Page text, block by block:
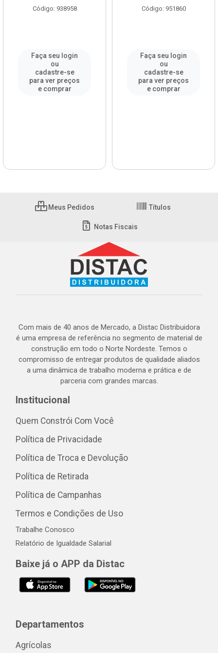
Código: 938958
Faça seu login
ou
cadastre-se
para ver preços
e comprar
Código: 951860
Faça seu login
ou
cadastre-se
para ver preços
e comprar
Meus Pedidos Títulos
Notas Fiscais
Com mais de 40 anos de Mercado, a Distac Distribuidora
é uma empresa de referência no segmento de material de
construção em todo o Norte Nordeste. Temos o
compromisso de entregar produtos de qualidade aliados
a uma dinâmica de trabalho moderna e prática e de
parceria com grandes marcas.
Institucional
Quem Constrói Com Você
Política de Privacidade
Política de Troca e Devolução
Política de Retirada
Política de Campanhas
Termos e Condições de Uso
Trabalhe Conosco
Relatório de Igualdade Salarial
Baixe já o APP da Distac
Departamentos
Agrícolas